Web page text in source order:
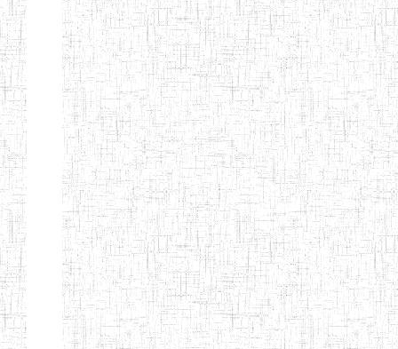
ENIEG PRIVEE
NANFAH
07/09/2012 ENIEG
ENPIEG TERESA
JANE
14/03/2014 ENIEG
ENIEG
MODERNE
SAINTE MARIE
04/08/2010 ENIEG
ENIEG PRIVEE
BILINGUE LES
BOSONS
04/08/2010 ENIEG